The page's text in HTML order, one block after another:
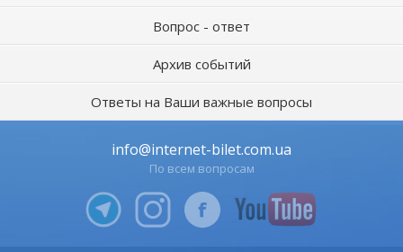
Вопрос - ответ
Архив событий
Ответы на Ваши важные вопросы
info@internet-bilet.com.ua
По всем вопросам